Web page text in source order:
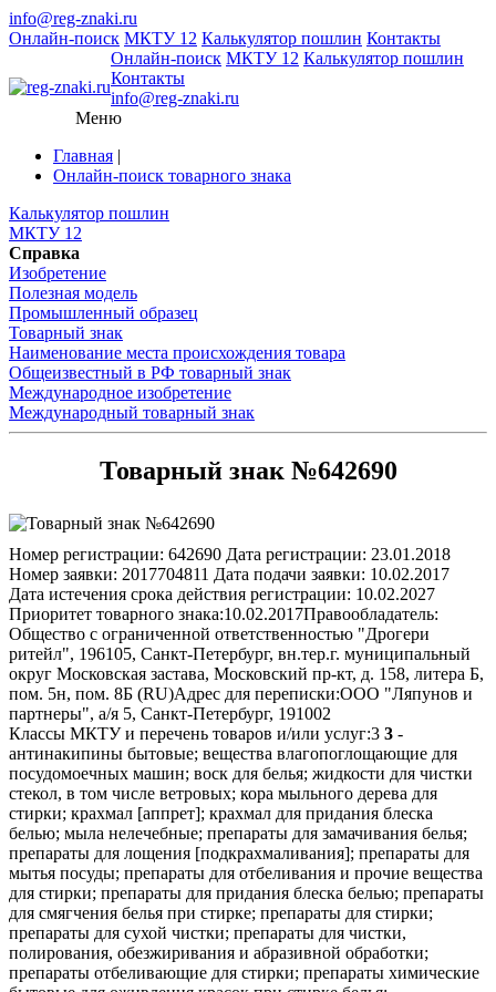
info@reg-znaki.ru
Онлайн-поиск МКТУ 12 Калькулятор пошлин Контакты
Онлайн-поиск МКТУ 12 Калькулятор пошлин
Контакты
info@reg-znaki.ru
Меню
Главная |
Онлайн-поиск товарного знака
Калькулятор пошлин
МКТУ 12
Справка
Изобретение
Полезная модель
Промышленный образец
Товарный знак
Наименование места происхождения товара
Общеизвестный в РФ товарный знак
Международное изобретение
Международный товарный знак
Товарный знак №642690
Номер регистрации: 642690 Дата регистрации: 23.01.2018
Номер заявки: 2017704811 Дата подачи заявки: 10.02.2017
Дата истечения срока действия регистрации: 10.02.2027
Приоритет товарного знака:10.02.2017Правообладатель:
Общество с ограниченной ответственностью "Дрогери
ритейл", 196105, Санкт-Петербург, вн.тер.г. муниципальный
округ Московская застава, Московский пр-кт, д. 158, литера Б,
пом. 5н, пом. 8Б (RU)Адрес для переписки:ООО "Ляпунов и
партнеры", а/я 5, Санкт-Петербург, 191002
Классы МКТУ и перечень товаров и/или услуг:3 3 -
антинакипины бытовые; вещества влагопоглощающие для
посудомоечных машин; воск для белья; жидкости для чистки
стекол, в том числе ветровых; кора мыльного дерева для
стирки; крахмал [аппрет]; крахмал для придания блеска
белью; мыла нелечебные; препараты для замачивания белья;
препараты для лощения [подкрахмаливания]; препараты для
мытья посуды; препараты для отбеливания и прочие вещества
для стирки; препараты для придания блеска белью; препараты
для смягчения белья при стирке; препараты для стирки;
препараты для сухой чистки; препараты для чистки,
полирования, обезжиривания и абразивной обработки;
препараты отбеливающие для стирки; препараты химические